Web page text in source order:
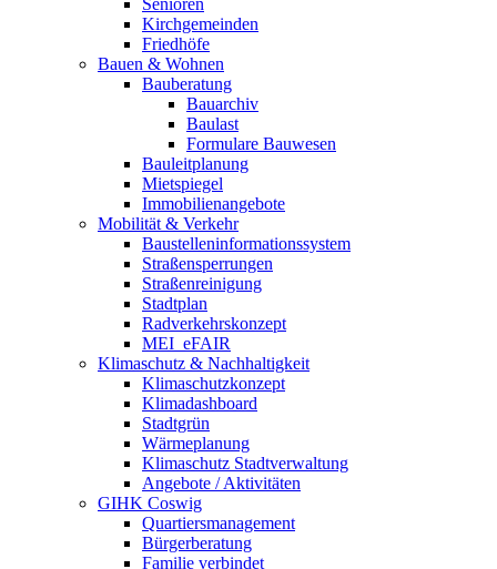
Kirchgemeinden
Friedhöfe
Bauen & Wohnen
Bauberatung
Bauarchiv
Baulast
Formulare Bauwesen
Bauleitplanung
Mietspiegel
Immobilienangebote
Mobilität & Verkehr
Baustelleninformationssystem
Straßensperrungen
Straßenreinigung
Stadtplan
Radverkehrskonzept
MEI_eFAIR
Klimaschutz & Nachhaltigkeit
Klimaschutzkonzept
Klimadashboard
Stadtgrün
Wärmeplanung
Klimaschutz Stadtverwaltung
Angebote / Aktivitäten
GIHK Coswig
Quartiersmanagement
Bürgerberatung
Familie verbindet